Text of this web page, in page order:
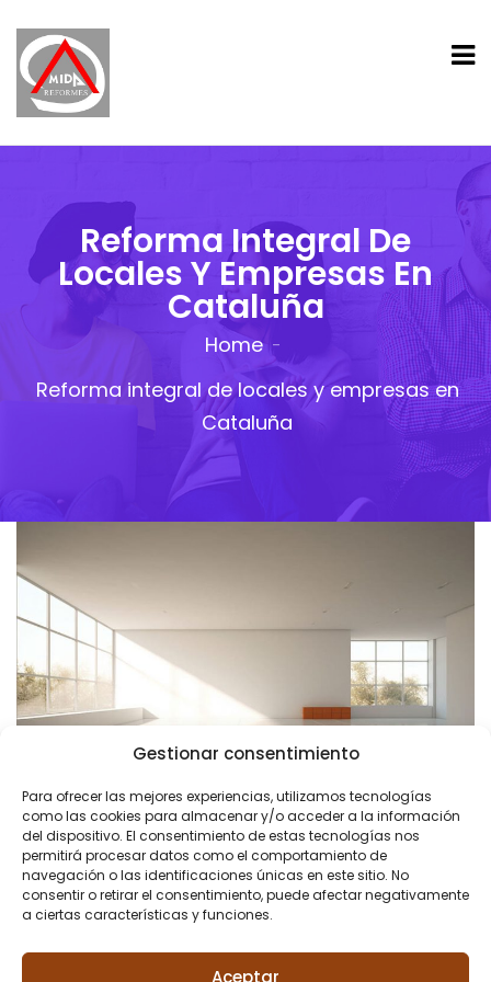
Gestionar consentimiento
Para ofrecer las mejores experiencias, utilizamos tecnologías
como las cookies para almacenar y/o acceder a la información
del dispositivo. El consentimiento de estas tecnologías nos
permitirá procesar datos como el comportamiento de
navegación o las identificaciones únicas en este sitio. No
consentir o retirar el consentimiento, puede afectar negativamente
a ciertas características y funciones.
Aceptar
Reforma Integral De
Locales Y Empresas En
Cataluña
Home
Reforma integral de locales y empresas en
Cataluña